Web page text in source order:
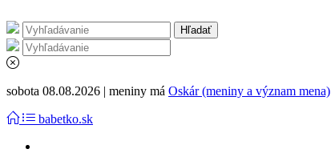
sobota 08.08.2026 | meniny má Oskár (meniny a význam mena)
babetko.sk